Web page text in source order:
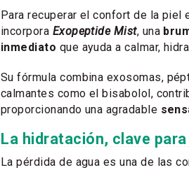
Para recuperar el confort de la piel
incorpora Exopeptide Mist, una
inmediato que ayuda a calmar,
Su fórmula combina exosomas,
calmantes como el bisabolol,
proporcionando una agradable
La hidratación, clave
La pérdida de agua es una de las